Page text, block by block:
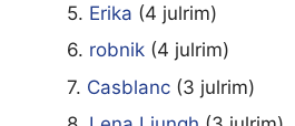
5. Erika (4 julrim)
6. robnik (4 julrim)
7. Casblanc (3 julrim)